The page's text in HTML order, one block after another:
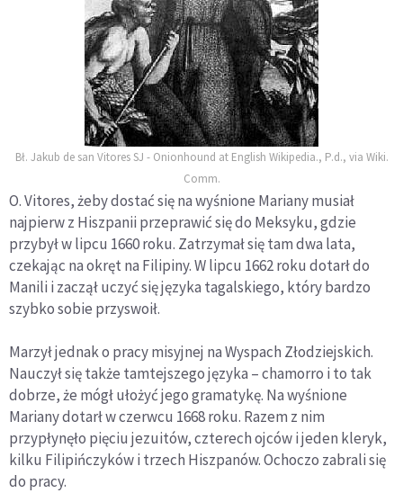
Bł. Jakub de san Vitores SJ - Onionhound at English Wikipedia., P.d., via Wiki.
Comm.
O. Vitores, żeby dostać się na wyśnione Mariany musiał
najpierw z Hiszpanii przeprawić się do Meksyku, gdzie
przybył w lipcu 1660 roku. Zatrzymał się tam dwa lata,
czekając na okręt na Filipiny. W lipcu 1662 roku dotarł do
Manili i zaczął uczyć się języka tagalskiego, który bardzo
szybko sobie przyswoił.
Marzył jednak o pracy misyjnej na Wyspach Złodziejskich.
Nauczył się także tamtejszego języka – chamorro i to tak
dobrze, że mógł ułożyć jego gramatykę. Na wyśnione
Mariany dotarł w czerwcu 1668 roku. Razem z nim
przypłynęło pięciu jezuitów, czterech ojców i jeden kleryk,
kilku Filipińczyków i trzech Hiszpanów. Ochoczo zabrali się
do pracy.